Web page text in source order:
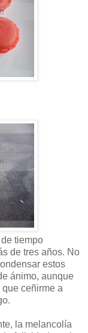
tiempo
de tres años. No
estos
ánimo, aunque
ceñirme a
la melancolía